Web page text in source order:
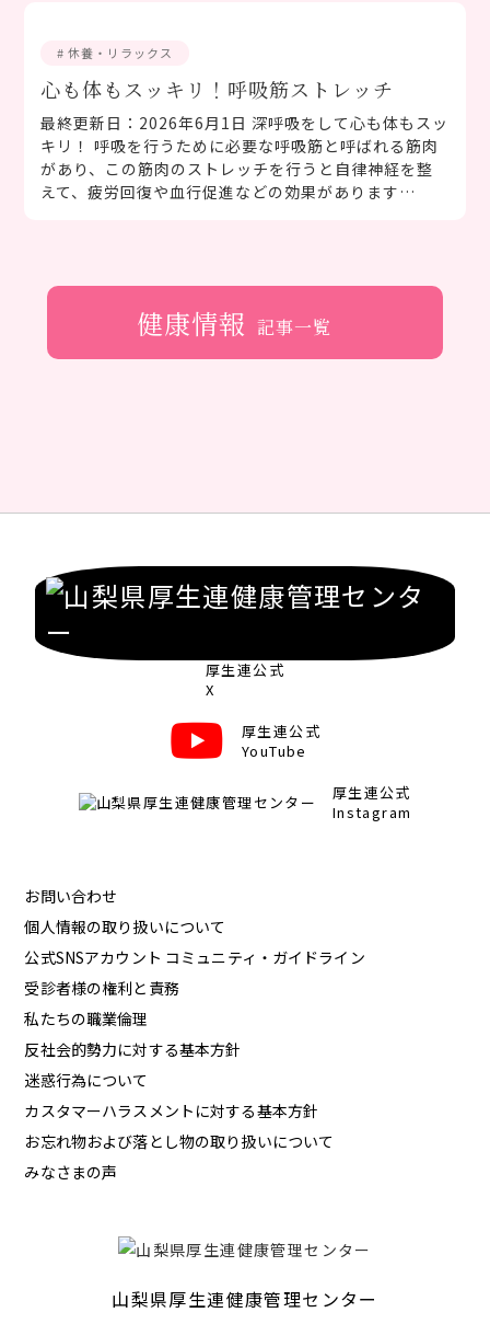
# 休養・リラックス
心も体もスッキリ！呼吸筋ストレッチ
最終更新日：2026年6月1日 深呼吸をして心も体もスッ
キリ！ 呼吸を行うために必要な呼吸筋と呼ばれる筋肉
があり、この筋肉のストレッチを行うと自律神経を整
えて、疲労回復や血行促進などの効果があります…
健康情報 記事一覧
厚生連公式
X
厚生連公式
YouTube
厚生連公式
Instagram
お問い合わせ
個人情報の取り扱いについて
公式SNSアカウント コミュニティ・ガイドライン
受診者様の権利と責務
私たちの職業倫理
反社会的勢力に対する基本方針
迷惑行為について
カスタマーハラスメントに対する基本方針
お忘れ物および落とし物の取り扱いについて
みなさまの声
山梨県厚生連健康管理センター